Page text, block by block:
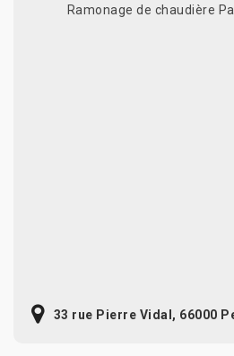
Ramonage de chaudière
33 rue Pierre Vidal, 66000